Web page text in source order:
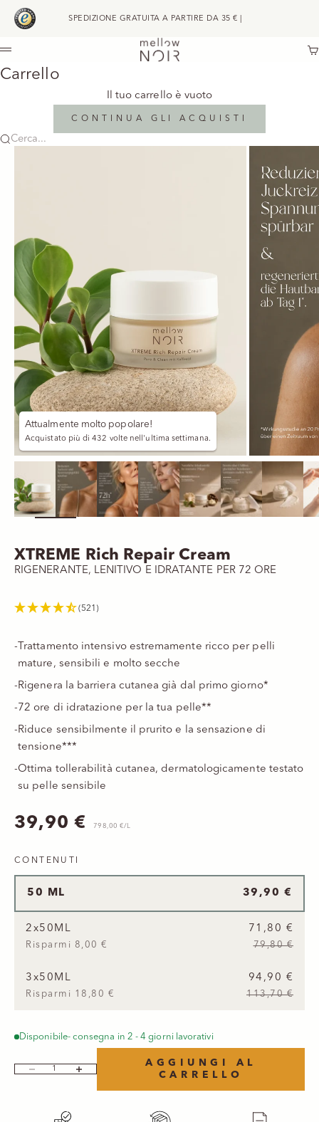
Vai al contenuto
SPEDIZIONE GRATUITA A PARTIRE DA 35 € | ⠀
mellow NOIR
Carrello
Il tuo carrello è vuoto
CONTINUA GLI ACQUISTI
Cerca...
Attualmente molto popolare!
Acquistato più di 432 volte nell'ultima settimana.
Ingrandisci immagine
XTREME Rich Repair Cream
RIGENERANTE, LENITIVO E IDRATANTE PER 72 ORE
(521)
- Trattamento intensivo estremamente ricco per pelli
mature, sensibili e molto secche
- Rigenera la barriera cutanea già dal primo giorno*
- 72 ore di idratazione per la tua pelle**
- Riduce sensibilmente il prurito e la sensazione di
tensione***
-Ottima tollerabilità cutanea, dermatologicamente testato
su pelle sensibile
Prezzo scontato
39,90 € 798,00 €/L
CONTENUTI
50 ML 39,90 €
2 x50ML
Risparmi 8,00 €
71,80 €
79,80 €
3 x50ML
Risparmi 18,80 €
94,90 €
113,70 €
Disponibile- consegna in 2 - 4 giorni lavorativi
Diminuisci quantità
Aumenta quantità
AGGIUNGI AL
CARRELLO